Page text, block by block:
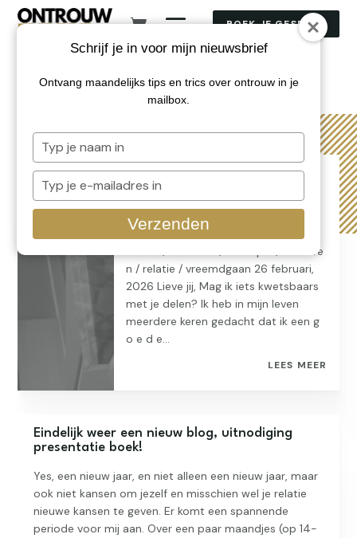
BOEK JE GESPREK
Annette
Een gedragen beslissing na
ontrouw
Het verschil tussen een keuze en een
gedragen beslissing by: Annette
affaire / Ontrouw / Overspel / relatere
n / relatie / vreemdgaan 26 februari,
2026 Lieve jij, Mag ik iets kwetsbaars
met je delen? Ik heb in mijn leven
meerdere keren gedacht dat ik een g
o e d e...
LEES MEER
Eindelijk weer een nieuw blog, uitnodiging
presentatie boek!
Yes, een nieuw jaar, en niet alleen een nieuw jaar, maar
ook niet kansen om jezelf en misschien wel je relatie
nieuwe kansen te geven. Er komt een spannende
periode voor mij aan. Over een paar maandjes (op 14-
Schrijf je in voor mijn nieuwsbrief
Ontvang maandelijks tips en trics over ontrouw in je
mailbox.
Typ
je
naam
Typ
je
e-
Verzenden